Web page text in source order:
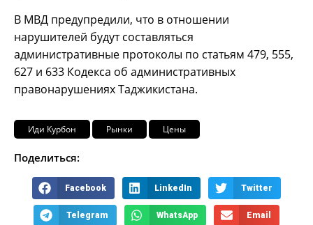
В МВД предупредили, что в отношении
нарушителей будут составляться
административные протоколы по статьям 479, 555,
627 и 633 Кодекса об административных
правонарушениях Таджикистана.
Иди Курбон Рынки Цены
Поделиться:
Facebook LinkedIn Twitter
Telegram WhatsApp Email